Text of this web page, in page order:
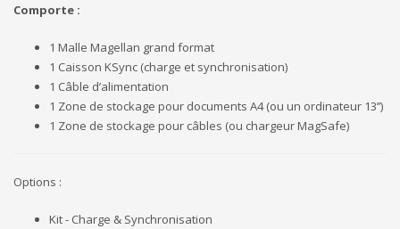
Comporte :
1 Malle Magellan grand format
1 Caisson KSync (charge et synchronisation)
1 Câble d’alimentation
1 Zone de stockage pour documents A4 (ou un ordinateur 13’’)
1 Zone de stockage pour câbles (ou chargeur MagSafe)
Options :
Kit - Charge & Synchronisation